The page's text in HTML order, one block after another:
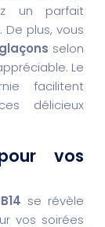
un parfait
plus, vous
selon
Le
facilitent
délicieux
vos
se révèle
vos soirées